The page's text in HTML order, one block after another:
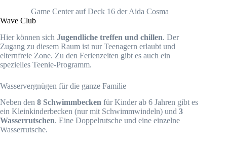
Game Center auf Deck 16 der Aida Cosma
Wave Club
Hier können sich Jugendliche treffen und chillen. Der
Zugang zu diesem Raum ist nur Teenagern erlaubt und
elternfreie Zone. Zu den Ferienzeiten gibt es auch ein
spezielles Teenie-Programm.
Wasservergnügen für die ganze Familie
Neben den 8 Schwimmbecken für Kinder ab 6 Jahren gibt es
ein Kleinkinderbecken (nur mit Schwimmwindeln) und 3
Wasserrutschen. Eine Doppelrutsche und eine einzelne
Wasserrutsche.